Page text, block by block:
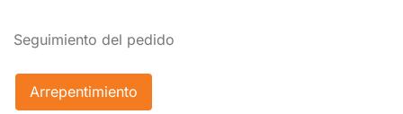
Seguimiento del pedido
Arrepentimiento